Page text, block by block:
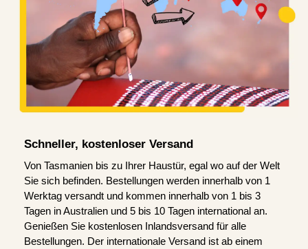
Schneller, kostenloser Versand
Von Tasmanien bis zu Ihrer Haustür, egal wo auf der Welt
Sie sich befinden. Bestellungen werden innerhalb von 1
Werktag versandt und kommen innerhalb von 1 bis 3
Tagen in Australien und 5 bis 10 Tagen international an.
Genießen Sie kostenlosen Inlandsversand für alle
Bestellungen. Der internationale Versand ist ab einem